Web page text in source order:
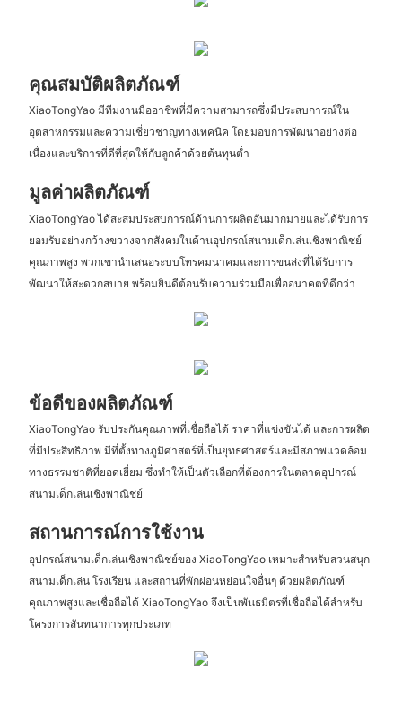
คุณสมบัติผลิตภัณฑ์
XiaoTongYao มีทีมงานมืออาชีพที่มีความสามารถซึ่งมีประสบการณ์ใน
อุตสาหกรรมและความเชี่ยวชาญทางเทคนิค โดยมอบการพัฒนาอย่างต่อ
เนื่องและบริการที่ดีที่สุดให้กับลูกค้าด้วยต้นทุนต่ำ
มูลค่าผลิตภัณฑ์
XiaoTongYao ได้สะสมประสบการณ์ด้านการผลิตอันมากมายและได้รับการ
ยอมรับอย่างกว้างขวางจากสังคมในด้านอุปกรณ์สนามเด็กเล่นเชิงพาณิชย์
คุณภาพสูง พวกเขานำเสนอระบบโทรคมนาคมและการขนส่งที่ได้รับการ
พัฒนาให้สะดวกสบาย พร้อมยินดีต้อนรับความร่วมมือเพื่ออนาคตที่ดีกว่า
ข้อดีของผลิตภัณฑ์
XiaoTongYao รับประกันคุณภาพที่เชื่อถือได้ ราคาที่แข่งขันได้ และการผลิต
ที่มีประสิทธิภาพ มีที่ตั้งทางภูมิศาสตร์ที่เป็นยุทธศาสตร์และมีสภาพแวดล้อม
ทางธรรมชาติที่ยอดเยี่ยม ซึ่งทำให้เป็นตัวเลือกที่ต้องการในตลาดอุปกรณ์
สนามเด็กเล่นเชิงพาณิชย์
สถานการณ์การใช้งาน
อุปกรณ์สนามเด็กเล่นเชิงพาณิชย์ของ XiaoTongYao เหมาะสำหรับสวนสนุก
สนามเด็กเล่น โรงเรียน และสถานที่พักผ่อนหย่อนใจอื่นๆ ด้วยผลิตภัณฑ์
คุณภาพสูงและเชื่อถือได้ XiaoTongYao จึงเป็นพันธมิตรที่เชื่อถือได้สำหรับ
โครงการสันทนาการทุกประเภท